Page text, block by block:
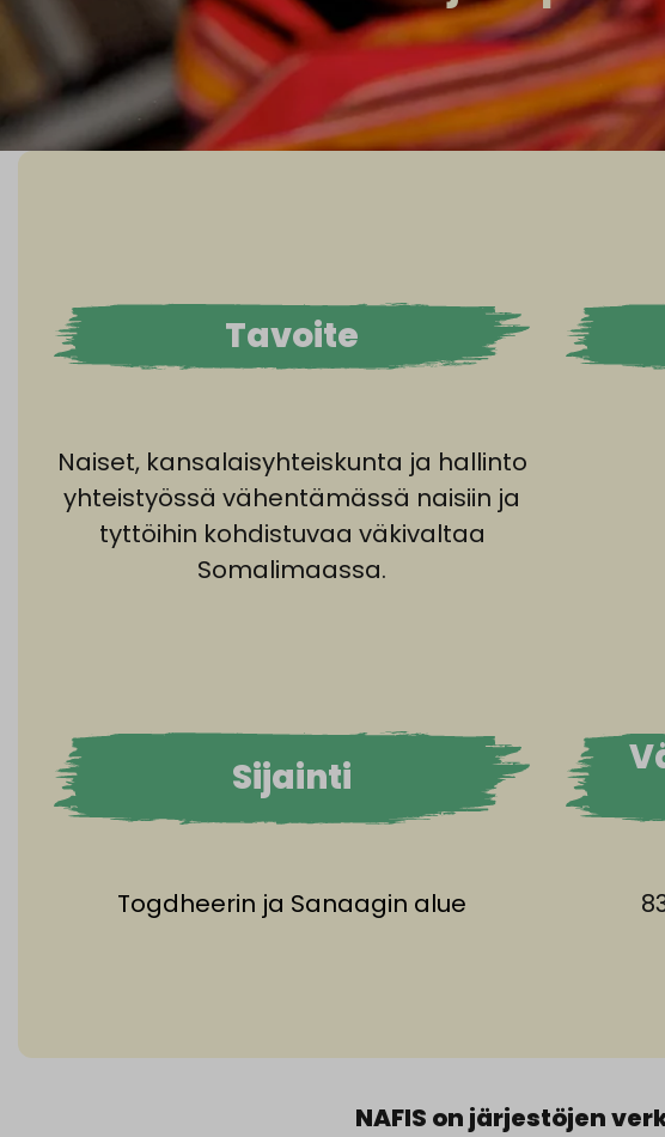
Tavoite
Naiset, kansalaisyhteiskunta ja hallinto
yhteistyössä vähentämässä naisiin ja
tyttöihin kohdistuvaa väkivaltaa
Somalimaassa.
Sijainti
Togdheerin ja Sanaagin alue
NAFIS on järjestöjen